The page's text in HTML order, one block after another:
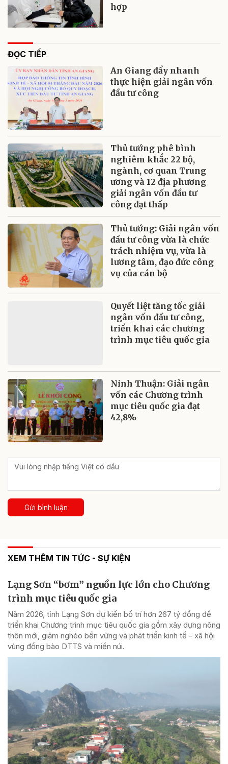
hợp
ĐỌC TIẾP
An Giang đẩy nhanh
thực hiện giải ngân vốn
đầu tư công
Thủ tướng phê bình
nghiêm khắc 22 bộ,
ngành, cơ quan Trung
ương và 12 địa phương
giải ngân vốn đầu tư
công đạt thấp
Thủ tướng: Giải ngân vốn
đầu tư công vừa là chức
trách nhiệm vụ, vừa là
lương tâm, đạo đức công
vụ của cán bộ
Quyết liệt tăng tốc giải
ngân vốn đầu tư công,
triển khai các chương
trình mục tiêu quốc gia
Ninh Thuận: Giải ngân
vốn các Chương trình
mục tiêu quốc gia đạt
42,8%
Gửi bình luận
XEM THÊM TIN TỨC - SỰ KIỆN
Lạng Sơn “bơm” nguồn lực lớn cho Chương
trình mục tiêu quốc gia
Năm 2026, tỉnh Lạng Sơn dự kiến bố trí hơn 267 tỷ đồng để
triển khai Chương trình mục tiêu quốc gia gồm xây dựng nông
thôn mới, giảm nghèo bền vững và phát triển kinh tế - xã hội
vùng đồng bào DTTS và miền núi.